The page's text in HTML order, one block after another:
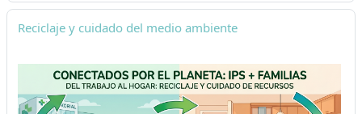
Reciclaje y cuidado del medio ambiente